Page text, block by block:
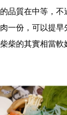
品質在中等，不
一份，可以提早
柴的其實相當